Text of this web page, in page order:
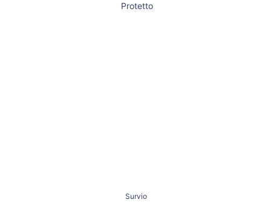
Protetto
Survio